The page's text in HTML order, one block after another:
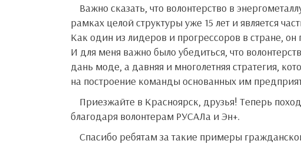
Важно сказать, что волонтерство в энергометаллургическом холдинге развивается и поощряется в
рамках целой структуры уже 15 лет и является
Как один из лидеров и прогрессоров в стране,
И для меня важно было убедиться, что
дань моде, а давняя и многолетняя стратегия,
на построение команды основанных им
Приезжайте в Красноярск, друзья! Теперь поход на скальный массив «Ермак» стал доступнее
благодаря волонтерам РУСАЛа и Эн+.
Спасибо ребятам за такие примеры